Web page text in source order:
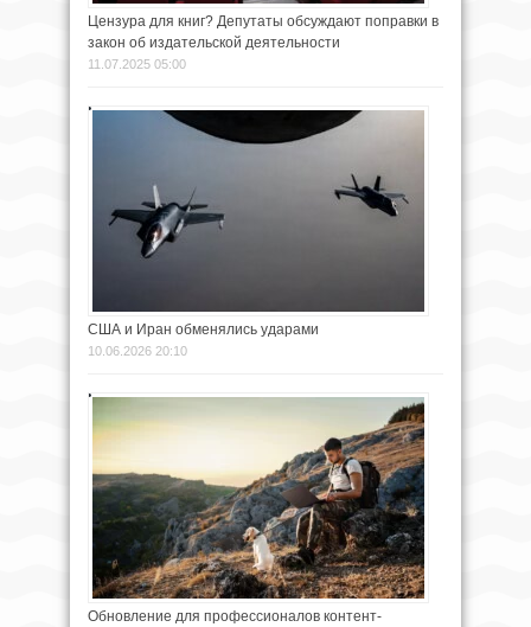
Цензура для книг? Депутаты обсуждают поправки в
закон об издательской деятельности
11.07.2025 05:00
США и Иран обменялись ударами
10.06.2026 20:10
Обновление для профессионалов контент-